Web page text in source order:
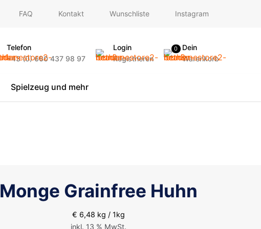
FAQ Kontakt Wunschliste Instagram
Telefon
+43 (0) 660 437 98 97
Login
Registrieren
0
Dein
Warenkorb
Spielzeug und mehr
Monge Grainfree Huhn
€ 6,48 kg / 1kg
inkl. 13 % MwSt.